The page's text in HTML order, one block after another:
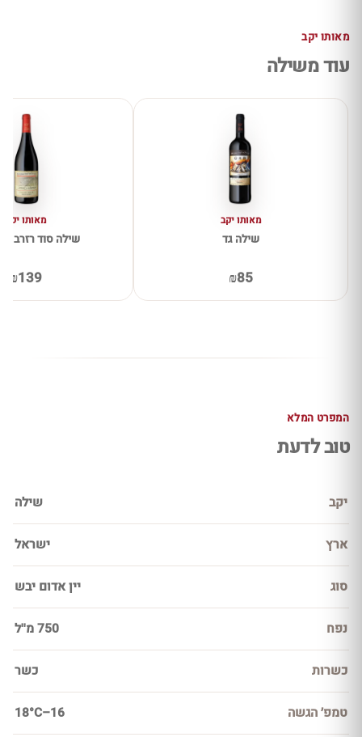
מאותו יקב
עוד משילה
מאותו יקב
שילה גד
₪85
מאותו יקב
שילה סוד רזרב
₪139
המפרט המלא
טוב לדעת
יקב שילה
ארץ ישראל
סוג יין אדום יבש
נפח 750 מ''ל
כשרות כשר
טמפ׳ הגשה 16–18°C